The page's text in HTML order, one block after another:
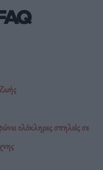
ολόκληρες σπηλιές σε